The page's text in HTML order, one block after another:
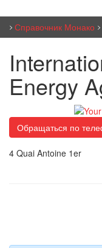
Справочник Монако
Energy
Обращаться по
4 Quai Antoine 1er